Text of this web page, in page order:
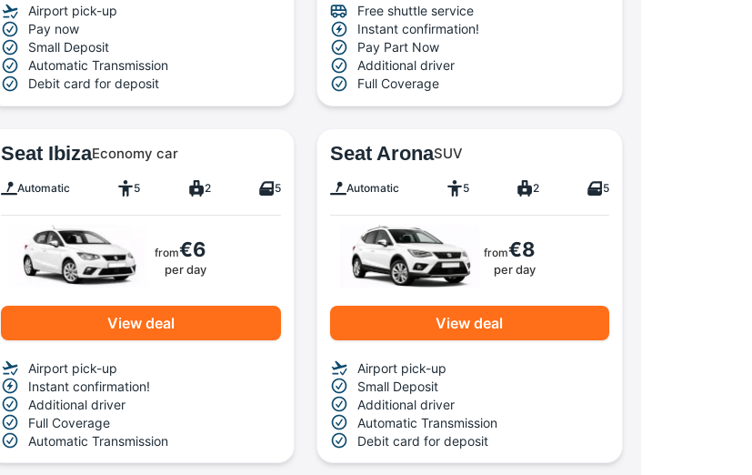
Airport pick-up
Pay now
Small Deposit
Automatic Transmission
Debit card for deposit
Free shuttle service
Instant confirmation!
Pay Part Now
Additional driver
Full Coverage
Seat IbizaEconomy car
Automatic 5 2 5
from€6
per day
View deal
Airport pick-up
Instant confirmation!
Additional driver
Full Coverage
Automatic Transmission
Seat AronaSUV
Automatic 5 2 5
from€8
per day
View deal
Airport pick-up
Small Deposit
Additional driver
Automatic Transmission
Debit card for deposit